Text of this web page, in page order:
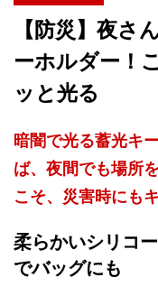
【防災】夜さ
ーホルダー！
ッと光る
暗闇で光る蓄光キ
ば、夜間でも場所
こそ、災害時にも
柔らかいシリコ
でバッグにも